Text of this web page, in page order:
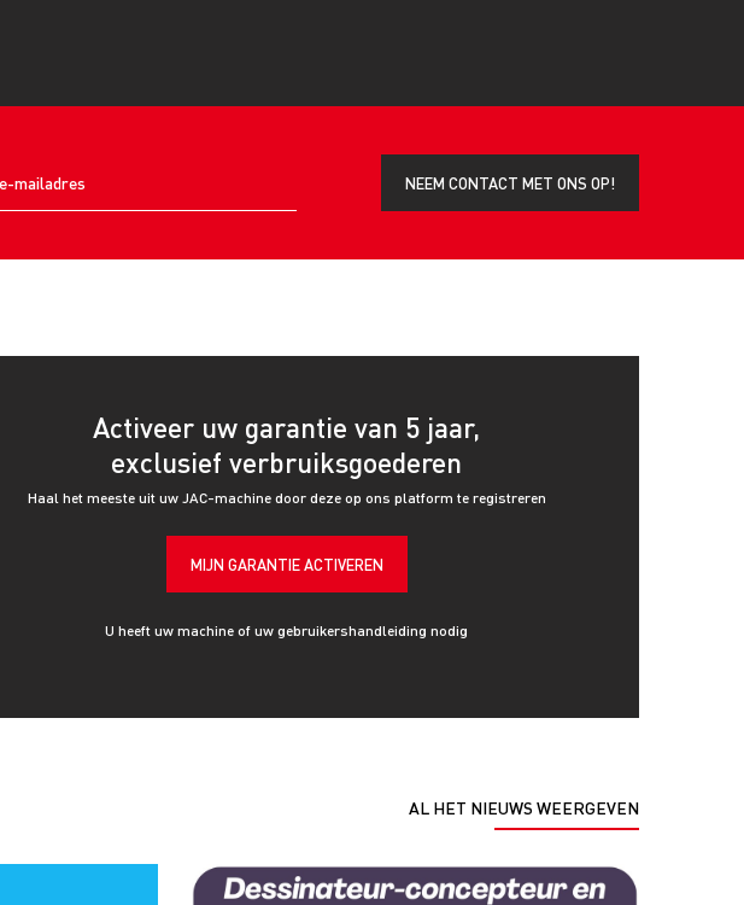
NEEM CONTACT MET ONS OP!
Activeer uw garantie van 5 jaar,
exclusief verbruiksgoederen
Haal het meeste uit uw JAC-machine door deze op ons platform te registreren
MIJN GARANTIE ACTIVEREN
U heeft uw machine of uw gebruikershandleiding nodig
AL HET NIEUWS WEERGEVEN